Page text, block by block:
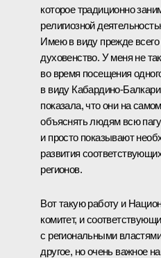
которое традиционно
религиозной
Имею в виду прежде
духовенство. У меня не
во время посещения
в виду Кабардино-
показала, что они на
объяснять людям всю
и просто показывают
развития
регионов.
Вот такую работу и
комитет, и
с региональными
другое, но очень важное